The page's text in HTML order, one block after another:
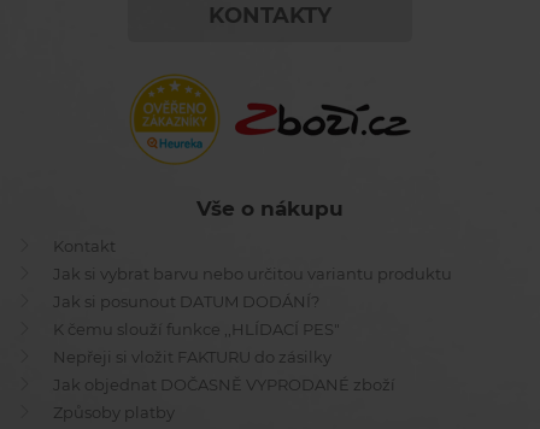
KONTAKTY
Vše o nákupu
Kontakt
Jak si vybrat barvu nebo určitou variantu produktu
Jak si posunout DATUM DODÁNÍ?
K čemu slouží funkce ,,HLÍDACÍ PES"
Nepřeji si vložit FAKTURU do zásilky
Jak objednat DOČASNĚ VYPRODANÉ zboží
Způsoby platby